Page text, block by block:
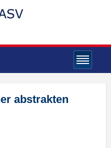
abstrakten